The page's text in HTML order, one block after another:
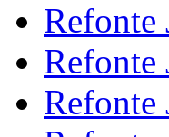
Refonte
Refonte
Refonte